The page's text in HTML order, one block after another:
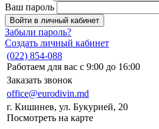
Ваш пароль
Войти в личный кабинет
Забыли пароль?
Создать личный кабинет
(022) 854-088
Работаем для вас с 9:00 до 16:00
Заказать звонок
office@eurodivin.md
г. Кишинев, ул. Букурией, 20
Посмотреть на карте